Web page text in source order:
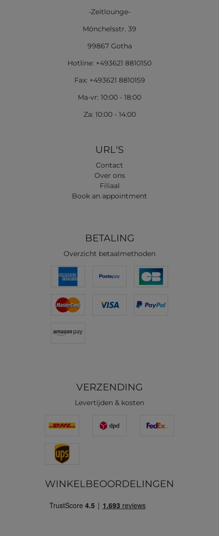
-Zeitlounge-
Mönchelsstr. 39
99867 Gotha
Hotline: +493621 8810150
Fax: +493621 8810159
Ma-vr: 10:00 - 18:00
Za: 10:00 - 14:00
URL'S
Contact
Over ons
Filiaal
Book an appointment
BETALING
Overzicht betaalmethoden
VERZENDING
Levertijden & kosten
WINKELBEOORDELINGEN